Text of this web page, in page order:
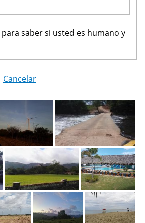
saber si usted es humano y
Cancelar